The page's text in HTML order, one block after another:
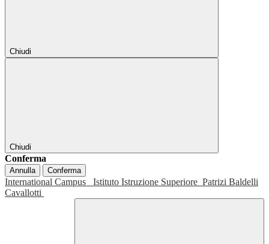
Chiudi
Chiudi
Conferma
Annulla Conferma
International Campus Istituto Istruzione Superiore Patrizi Baldelli
Cavallotti